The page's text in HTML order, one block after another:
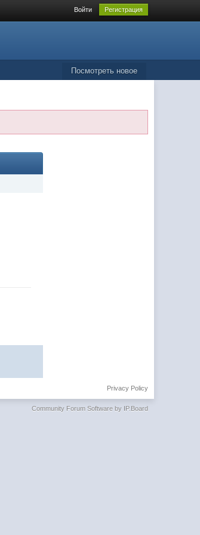
Войти Регистрация
Посмотреть новое
Privacy Policy
Community Forum Software by IP.Board